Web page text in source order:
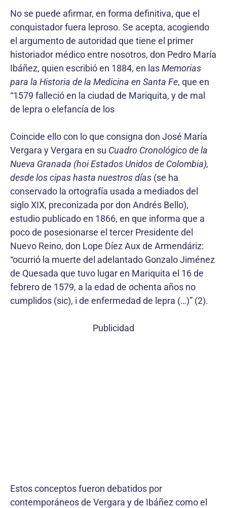
No se puede afirmar, en forma definitiva, que el
conquistador fuera leproso. Se acepta, acogiendo
el argumento de autoridad que tiene el primer
historiador médico entre nosotros, don Pedro María
Ibáñez, quien escribió en 1884, en lasMemorias
para la Historia de la Medicina en Santa Fe, que en
“1579 falleció en la ciudad de Mariquita, y de mal
de lepra o elefancía de los
Coincide ello con lo que consigna don José María
Vergara y Vergara en su Cuadro Cronológico de la
Nueva Granada (hoi Estados Unidos de Colombia),
desde los cipas hasta nuestros días (se ha
conservado la ortografía usada a mediados del
siglo XIX, preconizada por don Andrés Bello),
estudio publicado en 1866, en que informa que a
poco de posesionarse el tercer Presidente del
Nuevo Reino, don Lope Díez Aux de Armendáriz:
“ocurrió la muerte del adelantado Gonzalo Jiménez
de Quesada que tuvo lugar en Mariquita el 16 de
febrero de 1579, a la edad de ochenta años no
cumplidos (sic), i de enfermedad de lepra (…)” (2).
Publicidad
Estos conceptos fueron debatidos por
contemporáneos de Vergara y de Ibáñez como el